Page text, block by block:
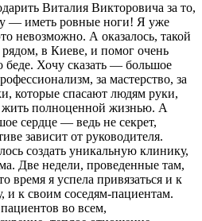
Виталия Викторовича за то,
— иметь ровные ноги! Я уже
невозможно. А оказалось, такой
в Киеве, и помог очень
Хочу сказать — большое
за мастерство, за
которые спасают людям руки,
жить полноценной жизнью. А
сердце — ведь не секрет,
зависит от руководителя.
создать уникальную клинику,
Две недели, проведенные там,
время я успела привязаться и к
и к своим соседям-пациентам.
во всем,